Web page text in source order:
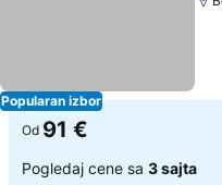
Popularan izbor
Od 91 €
Pogledaj cene sa 3 sajta